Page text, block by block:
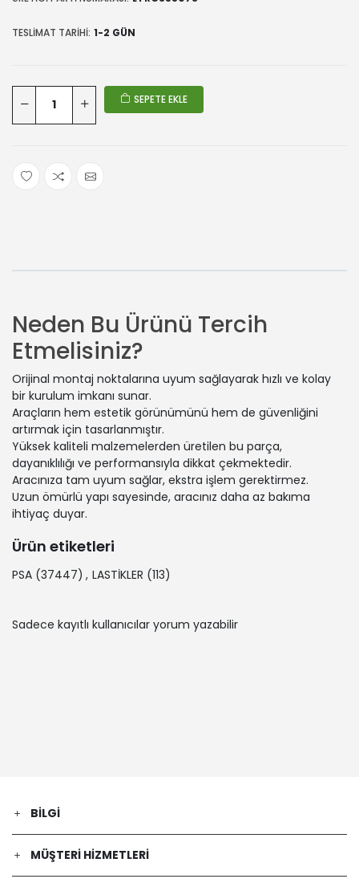
TESLIMAT TARIHI: 1-2 GÜN
SEPETE EKLE
Neden Bu Ürünü Tercih
Etmelisiniz?
Orijinal montaj noktalarına uyum sağlayarak hızlı ve kolay
bir kurulum imkanı sunar.
Araçların hem estetik görünümünü hem de güvenliğini
artırmak için tasarlanmıştır.
Yüksek kaliteli malzemelerden üretilen bu parça,
dayanıklılığı ve performansıyla dikkat çekmektedir.
Aracınıza tam uyum sağlar, ekstra işlem gerektirmez.
Uzun ömürlü yapı sayesinde, aracınız daha az bakıma
ihtiyaç duyar.
Ürün etiketleri
PSA (37447) , LASTİKLER (113)
Sadece kayıtlı kullanıcılar yorum yazabilir
BILGI
MÜŞTERI HIZMETLERI